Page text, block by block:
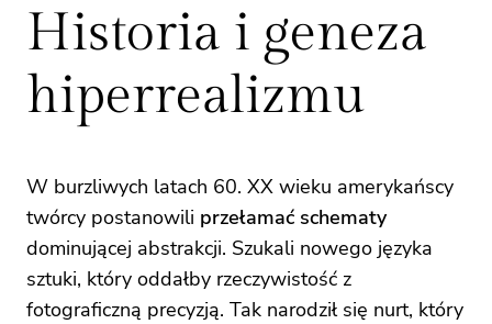
Historia i geneza
hiperrealizmu
W burzliwych latach 60. XX wieku amerykańscy
twórcy postanowili przełamać schematy
dominującej abstrakcji. Szukali nowego języka
sztuki, który oddałby rzeczywistość z
fotograficzną precyzją. Tak narodził się nurt, który